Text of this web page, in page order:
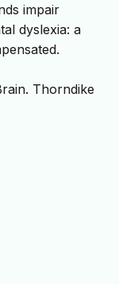
impair
dyslexia: a
Thorndike